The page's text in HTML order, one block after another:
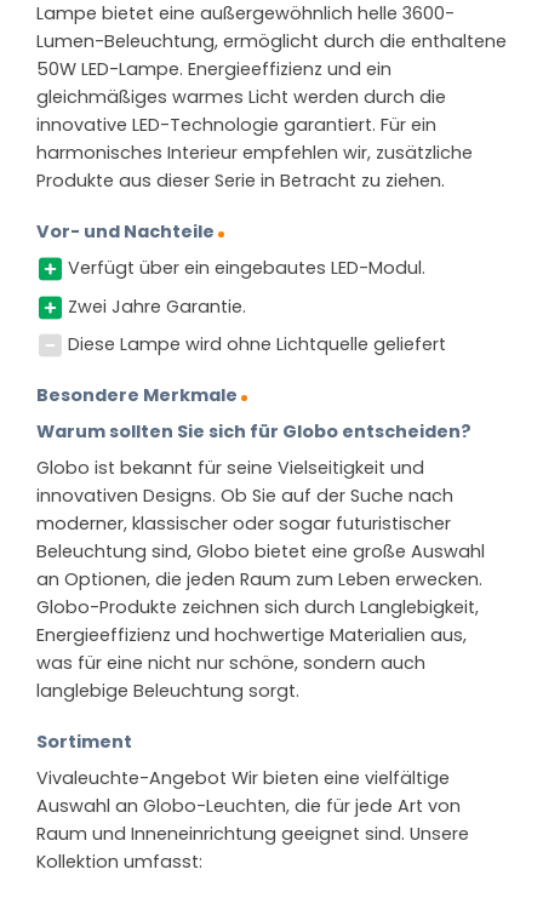
Lampe bietet eine außergewöhnlich helle 3600-
Lumen-Beleuchtung, ermöglicht durch die enthaltene
50W LED-Lampe. Energieeffizienz und ein
gleichmäßiges warmes Licht werden durch die
innovative LED-Technologie garantiert. Für ein
harmonisches Interieur empfehlen wir, zusätzliche
Produkte aus dieser Serie in Betracht zu ziehen.
Vor- und Nachteile
Verfügt über ein eingebautes LED-Modul.
Zwei Jahre Garantie.
Diese Lampe wird ohne Lichtquelle geliefert
Besondere Merkmale
Warum sollten Sie sich für Globo entscheiden?
Globo ist bekannt für seine Vielseitigkeit und
innovativen Designs. Ob Sie auf der Suche nach
moderner, klassischer oder sogar futuristischer
Beleuchtung sind, Globo bietet eine große Auswahl
an Optionen, die jeden Raum zum Leben erwecken.
Globo-Produkte zeichnen sich durch Langlebigkeit,
Energieeffizienz und hochwertige Materialien aus,
was für eine nicht nur schöne, sondern auch
langlebige Beleuchtung sorgt.
Sortiment
Vivaleuchte-Angebot Wir bieten eine vielfältige
Auswahl an Globo-Leuchten, die für jede Art von
Raum und Inneneinrichtung geeignet sind. Unsere
Kollektion umfasst: